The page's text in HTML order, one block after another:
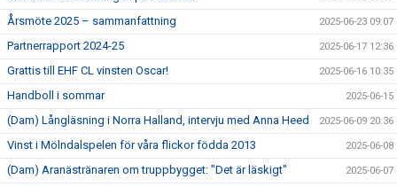
Årsmöte 2025 – sammanfattning 2025-06-23 09:07
Partnerrapport 2024-25 2025-06-17 12:36
Grattis till EHF CL vinsten Oscar! 2025-06-16 10:35
Handboll i sommar 2025-06-15
(Dam) Långläsning i Norra Halland, intervju med Anna Heed 2025-06-09 20:36
Vinst i Mölndalspelen för våra flickor födda 2013 2025-06-08
(Dam) Aranästränaren om truppbygget: "Det är läskigt" 2025-06-07